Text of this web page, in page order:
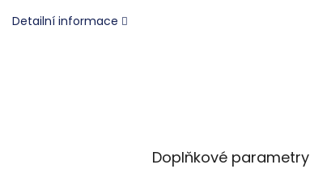
Detailní informace
Doplňkové parametry